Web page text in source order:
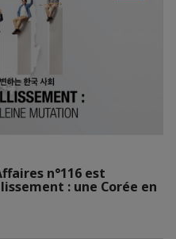
n°116 est
: une Corée en